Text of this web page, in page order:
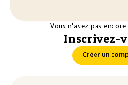
Vous n'avez pas encore
Inscrivez-
Créer un